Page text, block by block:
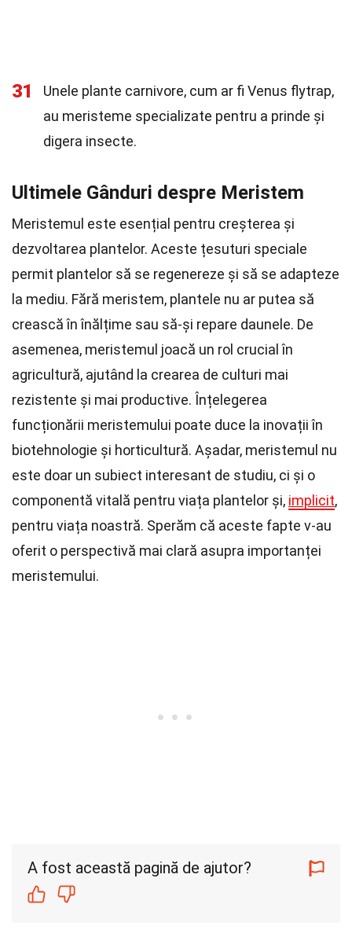
31
Unele plante carnivore, cum ar fi Venus flytrap,
au meristeme specializate pentru a prinde și
digera insecte.
Ultimele Gânduri despre Meristem
Meristemul este esențial pentru creșterea și
dezvoltarea plantelor. Aceste țesuturi speciale
permit plantelor să se regenereze și să se adapteze
la mediu. Fără meristem, plantele nu ar putea să
crească în înălțime sau să-și repare daunele. De
asemenea, meristemul joacă un rol crucial în
agricultură, ajutând la crearea de culturi mai
rezistente și mai productive. Înțelegerea
funcționării meristemului poate duce la inovații în
biotehnologie și horticultură. Așadar, meristemul nu
este doar un subiect interesant de studiu, ci și o
componentă vitală pentru viața plantelor și, implicit,
pentru viața noastră. Sperăm că aceste fapte v-au
oferit o perspectivă mai clară asupra importanței
meristemului.
A fost această pagină de ajutor?